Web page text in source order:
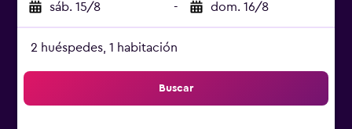
sáb. 15/8 - dom. 16/8
2 huéspedes, 1 habitación
Buscar